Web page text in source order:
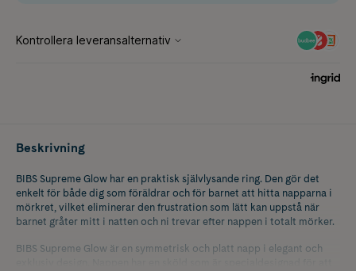
Beskrivning
BIBS Supreme Glow har en praktisk självlysande ring. Den gör det
enkelt för både dig som föräldrar och för barnet att hitta napparna i
mörkret, vilket eliminerar den frustration som lätt kan uppstå när
barnet gråter mitt i natten och ni trevar efter nappen i totalt mörker.
BIBS Supreme Glow är en symmetrisk och platt napp i elegant och